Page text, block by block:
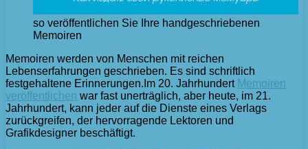
so veröffentlichen Sie Ihre handgeschriebenen
Memoiren
Memoiren werden von Menschen mit reichen
Lebenserfahrungen geschrieben. Es sind schriftlich
festgehaltene Erinnerungen. Im 20. Jahrhundert Memoiren
veröffentlichen war fast unerträglich, aber heute, im 21.
Jahrhundert, kann jeder auf die Dienste eines Verlags
zurückgreifen, der hervorragende Lektoren und
Grafikdesigner beschäftigt.